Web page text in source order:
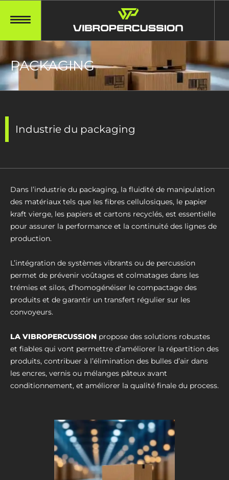
PACKAGING
Industrie du packaging
Dans l’industrie du packaging, la fluidité de manipulation
des matériaux tels que les fibres cellulosiques, le papier
kraft vierge, les papiers et cartons recyclés, est essentielle
pour assurer la performance et la continuité des lignes de
production.
L’intégration de systèmes vibrants ou de percussion
permet de prévenir voûtages et colmatages dans les
trémies et silos, d’homogénéiser le compactage des
produits et de garantir un transfert régulier sur les
convoyeurs.
LA VIBROPERCUSSION propose des solutions robustes
et fiables qui vont permettre d’améliorer la répartition des
produits, contribuer à l’élimination des bulles d’air dans
les encres, vernis ou mélanges pâteux avant
conditionnement, et améliorer la qualité finale du process.